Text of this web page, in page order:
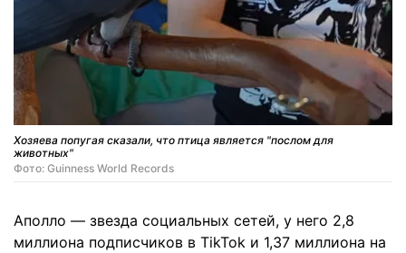
Хозяева попугая сказали, что птица является "послом для
животных"
Фото: Guinness World Records
Аполло — звезда социальных сетей, у него 2,8
миллиона подписчиков в TikTok и 1,37 миллиона на